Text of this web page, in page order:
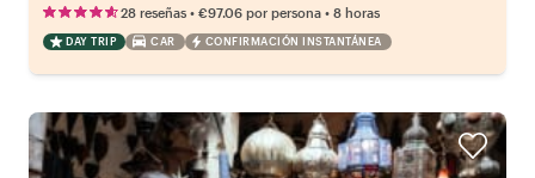
28 reseñas • €97.06 por persona • 8 horas
DAY TRIP CAR CONFIRMACIÓN INSTANTÁNEA